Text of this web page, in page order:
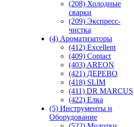
(208) Холодные
сварки
(209) Экспреcс-
чистка
(4) Ароматизаторы
(412) Excellent
(409) Contact
(403) AREON
(421) ДЕРЕВО
(418) SLIM
(411) DR MARCUS
(422) Елка
(5) Инструменты и
Оборудование